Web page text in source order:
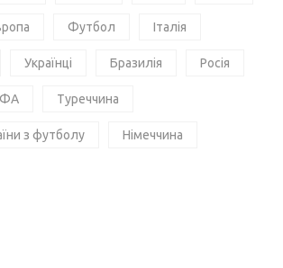
Футбол Італія
Українці Бразилія Росія
Туреччина
з футболу Німеччина